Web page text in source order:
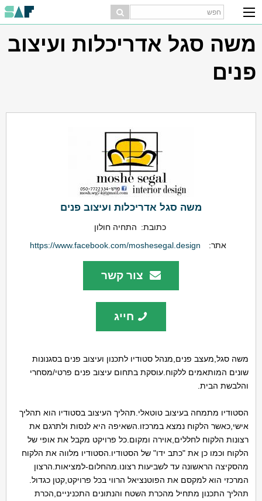
משה סגל אדריכלות ועיצוב
פנים
משה סגל אדריכלות ועיצוב פנים
כתובת: התחיה חולון
אתר:
https://www.facebook.com/moshesegal.design
צור קשר
חייג
משה סגל,מעצב פנים,מנהל סטודיו לתכנון ועיצוב פנים בסגנונות
שונים המותאמים ללקוח.עוסקת בתחום עיצוב פנים פרטי/מסחרי
והלבשת הבית.
הסטודיו מתמחה בעיצוב טוטאלי.תהליך העיצוב בסטודיו הוא תהליך
אישי,כאשר הלקוח נמצא במרכזו.השאיפה היא לנסות ולתרגם את
רצונות הלקוח לחללים,אוירה ומקום.כל פרויקט מקבל את אופי של
הלקוח וכמו כן את "כתב ידו" של הסטודיו.הסטודיו מלווה את הלקוח
מהסקיצה הראשונה עד לשביעות רצונו.מהחלום-למציאות.הרצון
המרכזי הוא למקסם את הפוטנציאל הרווי בכל פרויקט,קטן כגדול.
תהליך התכנון מתחיל מהכרת השטח והנתונים התכניניים,הכרת